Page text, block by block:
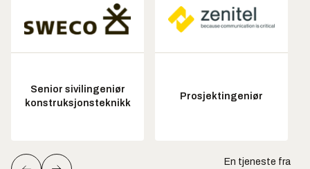
Senior sivilingeniør
konstruksjonsteknikk
Prosjektingeniør
En tjeneste fra